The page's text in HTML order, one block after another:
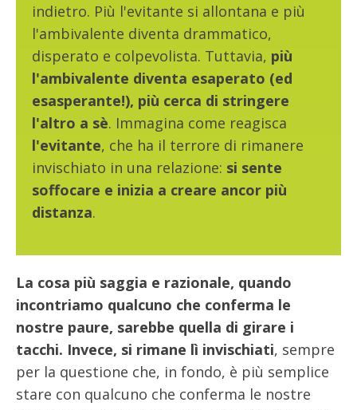
indietro. Più l'evitante si allontana e più
l'ambivalente diventa drammatico,
disperato e colpevolista. Tuttavia, più
l'ambivalente diventa esaperato (ed
esasperante!), più cerca di stringere
l'altro a sè. Immagina come reagisca
l'evitante, che ha il terrore di rimanere
invischiato in una relazione: si sente
soffocare e inizia a creare ancor più
distanza.
La cosa più saggia e razionale, quando
incontriamo qualcuno che conferma le
nostre paure, sarebbe quella di girare i
tacchi. Invece, si rimane lì invischiati, sempre
per la questione che, in fondo, è più semplice
stare con qualcuno che conferma le nostre